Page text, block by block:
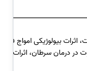
اثرات بیولوژیکی امواج
در درمان سرطان،